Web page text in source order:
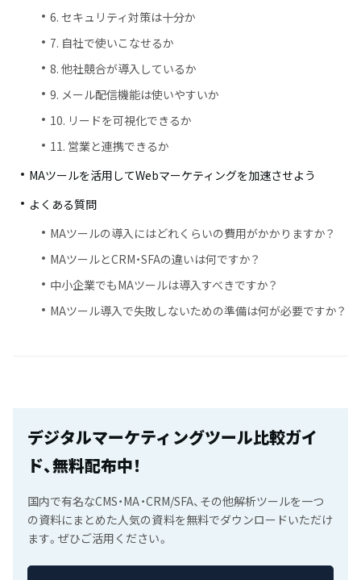
6. セキュリティ対策は十分か
7. 自社で使いこなせるか
8. 他社競合が導入しているか
9. メール配信機能は使いやすいか
10. リードを可視化できるか
11. 営業と連携できるか
MAツールを活用してWebマーケティングを加速させよう
よくある質問
MAツールの導入にはどれくらいの費用がかかりますか？
MAツールとCRM・SFAの違いは何ですか？
中小企業でもMAツールは導入すべきですか？
MAツール導入で失敗しないための準備は何が必要ですか？
デジタルマーケティングツール比較ガイ
ド、無料配布中！
国内で有名なCMS・MA・CRM/SFA、その他解析ツールを一つ
の資料にまとめた人気の資料を無料でダウンロードいただけ
ます。ぜひご活用ください。